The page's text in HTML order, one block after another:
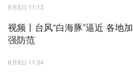
8月8日 11:13
视频丨台风“白海豚”逼近 各地加
强防范
8月8日 11:34